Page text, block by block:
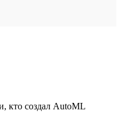
кто создал AutoML